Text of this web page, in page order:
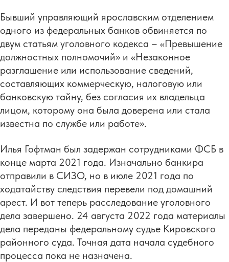
Бывший управляющий ярославским отделением
одного из федеральных банков обвиняется по
двум статьям уголовного кодекса – «Превышение
должностных полномочий» и «Незаконное
разглашение или использование сведений,
составляющих коммерческую, налоговую или
банковскую тайну, без согласия их владельца
лицом, которому она была доверена или стала
известна по службе или работе».
Илья Гофтман был задержан сотрудниками ФСБ в
конце марта 2021 года. Изначально банкира
отправили в СИЗО, но в июле 2021 года по
ходатайству следствия перевели под домашний
арест. И вот теперь расследование уголовного
дела завершено. 24 августа 2022 года материалы
дела переданы федеральному судье Кировского
районного суда. Точная дата начала судебного
процесса пока не назначена.